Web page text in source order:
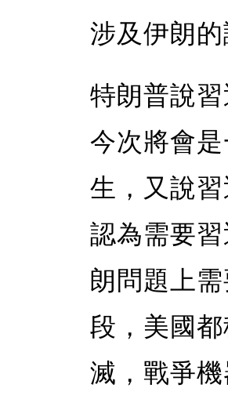
涉及伊朗的
特朗普說
今次將會
生，又說
認為需要
朗問題上
段，美國
滅，戰爭